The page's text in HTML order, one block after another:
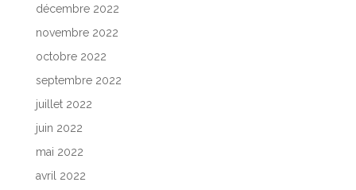
décembre 2022
novembre 2022
octobre 2022
septembre 2022
juillet 2022
juin 2022
mai 2022
avril 2022